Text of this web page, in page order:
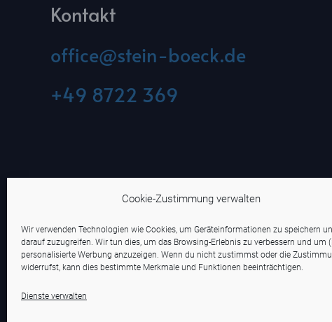
Cookie-Zustimmung verwalten
Wir verwenden Technologien wie Cookies, um Geräteinformationen zu speichern
darauf zuzugreifen. Wir tun dies, um das Browsing-Erlebnis zu verbessern und um
personalisierte Werbung anzuzeigen. Wenn du nicht zustimmst oder die
widerrufst, kann dies bestimmte Merkmale und Funktionen beeinträchtigen.
Dienste verwalten
Kontakt
office@stein-boeck.de
+49 8722 369